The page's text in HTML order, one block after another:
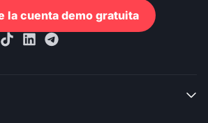
la cuenta demo gratuita
